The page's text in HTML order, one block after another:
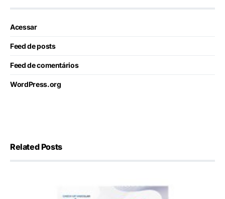
Acessar
Feed de posts
Feed de comentários
WordPress.org
Related Posts